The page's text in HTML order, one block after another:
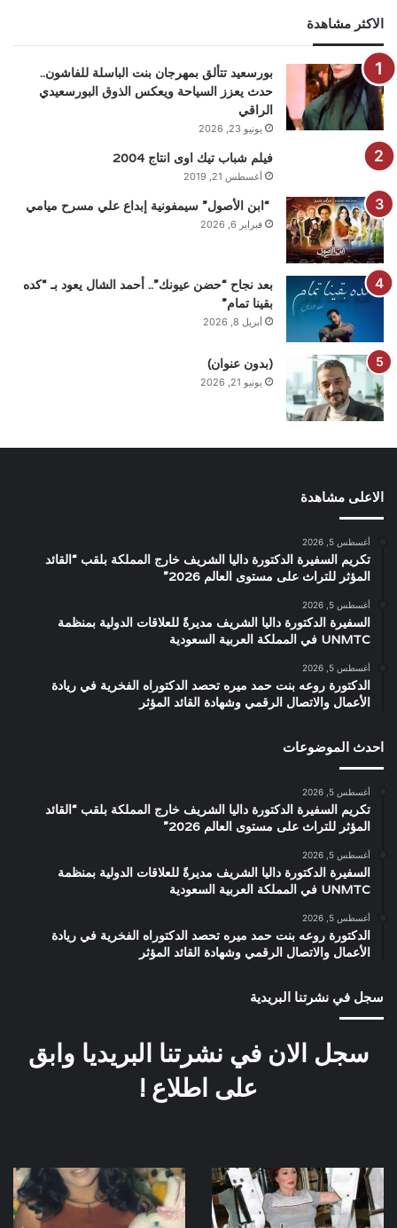
الاكثر مشاهدة
بورسعيد تتألق بمهرجان بنت الباسلة للفاشون..
حدث يعزز السياحة ويعكس الذوق البورسعيدي
الراقي
يونيو 23, 2026
فيلم شباب تيك اوى انتاج 2004
أغسطس 21, 2019
“ابن الأصول” سيمفونية إبداع علي مسرح ميامي
فبراير 6, 2026
بعد نجاح “حضن عيونك”.. أحمد الشال يعود بـ “كده
بقينا تمام”
أبريل 8, 2026
(بدون عنوان)
يونيو 21, 2026
الاعلى مشاهدة
أغسطس 5, 2026
تكريم السفيرة الدكتورة داليا الشريف خارج المملكة بلقب “القائد
المؤثر للتراث على مستوى العالم 2026”
أغسطس 5, 2026
السفيرة الدكتورة داليا الشريف مديرةً للعلاقات الدولية بمنظمة
UNMTC في المملكة العربية السعودية
أغسطس 5, 2026
الدكتورة روعه بنت حمد ميره تحصد الدكتوراه الفخرية في ريادة
الأعمال والاتصال الرقمي وشهادة القائد المؤثر
احدث الموضوعات
أغسطس 5, 2026
تكريم السفيرة الدكتورة داليا الشريف خارج المملكة بلقب “القائد
المؤثر للتراث على مستوى العالم 2026”
أغسطس 5, 2026
السفيرة الدكتورة داليا الشريف مديرةً للعلاقات الدولية بمنظمة
UNMTC في المملكة العربية السعودية
أغسطس 5, 2026
الدكتورة روعه بنت حمد ميره تحصد الدكتوراه الفخرية في ريادة
الأعمال والاتصال الرقمي وشهادة القائد المؤثر
سجل في نشرتنا البريدية
سجل الان في نشرتنا البريديا وابق
على اطلاع !
لبلبة
علا
غانم
كواليس